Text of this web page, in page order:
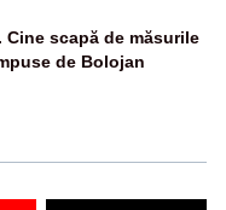
Cine scapă de măsurile
de Bolojan